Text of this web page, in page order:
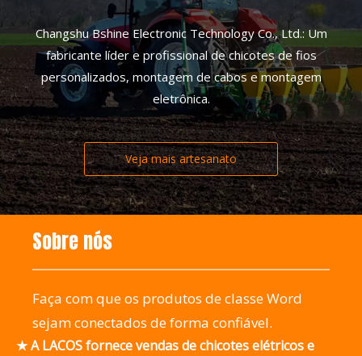
Changshu Bshine Electronic Technology Co., Ltd.: Um
fabricante líder e profissional de chicotes de fios
personalizados, montagem de cabos e montagem
eletrônica.
Veja mais artesanato
Sobre nós
Faça com que os produtos de classe Word
sejam conectados de forma confiável.
★ A LACOS fornece vendas de chicotes elétricos e